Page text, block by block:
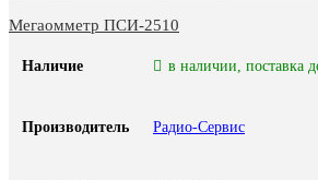
Мегаомметр ПСИ-2510
Наличие в наличии, поставка
Производитель Радио-Сервис